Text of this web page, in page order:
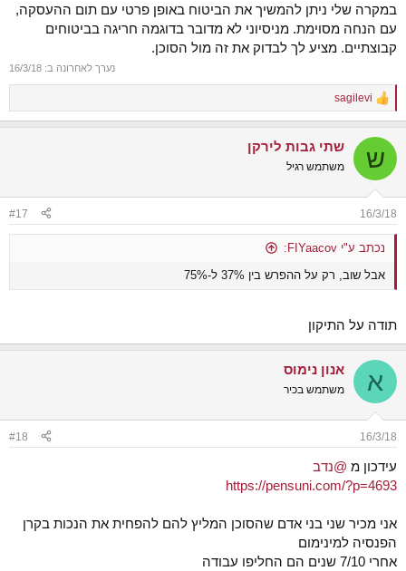
במקרה שלי ניתן להמשיך את הביטוח באופן פרטי עם תום ההעסקה,
עם הנחה מסוימת. מניסיוני לא מדובר בדוגמה חריגה בביטוחים
קבוצתיים. מציע לך לבדוק את זה מול הסוכן.
נערך לאחרונה ב: 16/3/18
R
e
c
i
s
:
sagilevi
ש שתי גבות לירקן
משתמש רגיל
16/3/18
#17
נכתב ע"י FIYaacov:
אבל שוב, רק על ההפרש בין 37% ל-75%
תודה על התיקון
א אנון נימוס
משתמש בכיר
16/3/18
#18
עידכון מ @נדב
https://pensuni.com/?p=4693
אני מכיר שני בני אדם שהסוכן המליץ להם להפחית את הנכות בקרן
הפנסיה למינימום
אחרי 7/10 שנים הם החליפו עבודה